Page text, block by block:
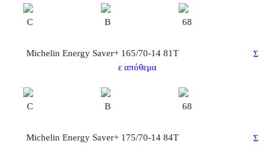
C B 68
Michelin Energy Saver+ 165/70-14 81T
Σ
ε απόθεμα
C B 68
Michelin Energy Saver+ 175/70-14 84T
Σ